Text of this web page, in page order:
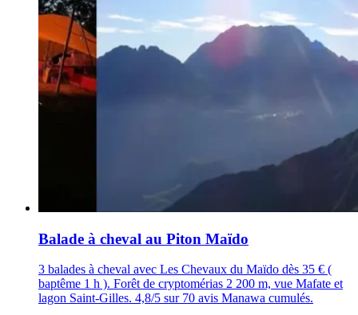
Balade à cheval au Piton Maïdo
3 balades à cheval avec Les Chevaux du Maïdo dès 35 € (
baptême 1 h ). Forêt de cryptomérias 2 200 m, vue Mafate et
lagon Saint-Gilles. 4,8/5 sur 70 avis Manawa cumulés.